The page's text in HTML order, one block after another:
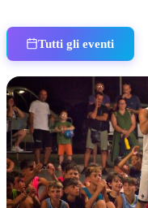
Tutti gli eventi